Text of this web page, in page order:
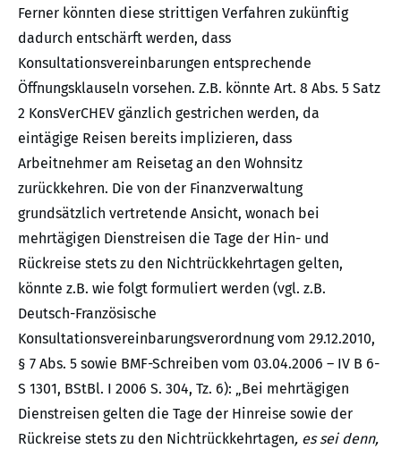
Ferner könnten diese strittigen Verfahren zukünftig
dadurch entschärft werden, dass
Konsultationsvereinbarungen entsprechende
Öffnungsklauseln vorsehen. Z.B. könnte Art. 8 Abs. 5 Satz
2 KonsVerCHEV gänzlich gestrichen werden, da
eintägige Reisen bereits implizieren, dass
Arbeitnehmer am Reisetag an den Wohnsitz
zurückkehren. Die von der Finanzverwaltung
grundsätzlich vertretende Ansicht, wonach bei
mehrtägigen Dienstreisen die Tage der Hin- und
Rückreise stets zu den Nichtrückkehrtagen gelten,
könnte z.B. wie folgt formuliert werden (vgl. z.B.
Deutsch-Französische
Konsultationsvereinbarungsverordnung vom 29.12.2010,
§ 7 Abs. 5 sowie BMF-Schreiben vom 03.04.2006 – IV B 6-
S 1301, BStBl. I 2006 S. 304, Tz. 6): „Bei mehrtägigen
Dienstreisen gelten die Tage der Hinreise sowie der
Rückreise stets zu den Nichtrückkehrtagen, es sei denn,